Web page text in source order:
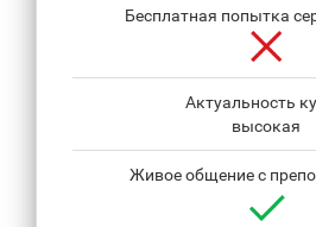
Бесплатная попытка
Актуальность
высокая
Живое общение с